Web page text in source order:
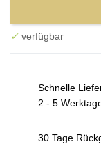
✓ verfügbar
Schnelle
2 - 5
30 Tage